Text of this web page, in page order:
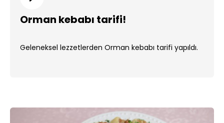
Orman kebabı tarifi!
Geleneksel lezzetlerden Orman kebabı tarifi yapıldı.